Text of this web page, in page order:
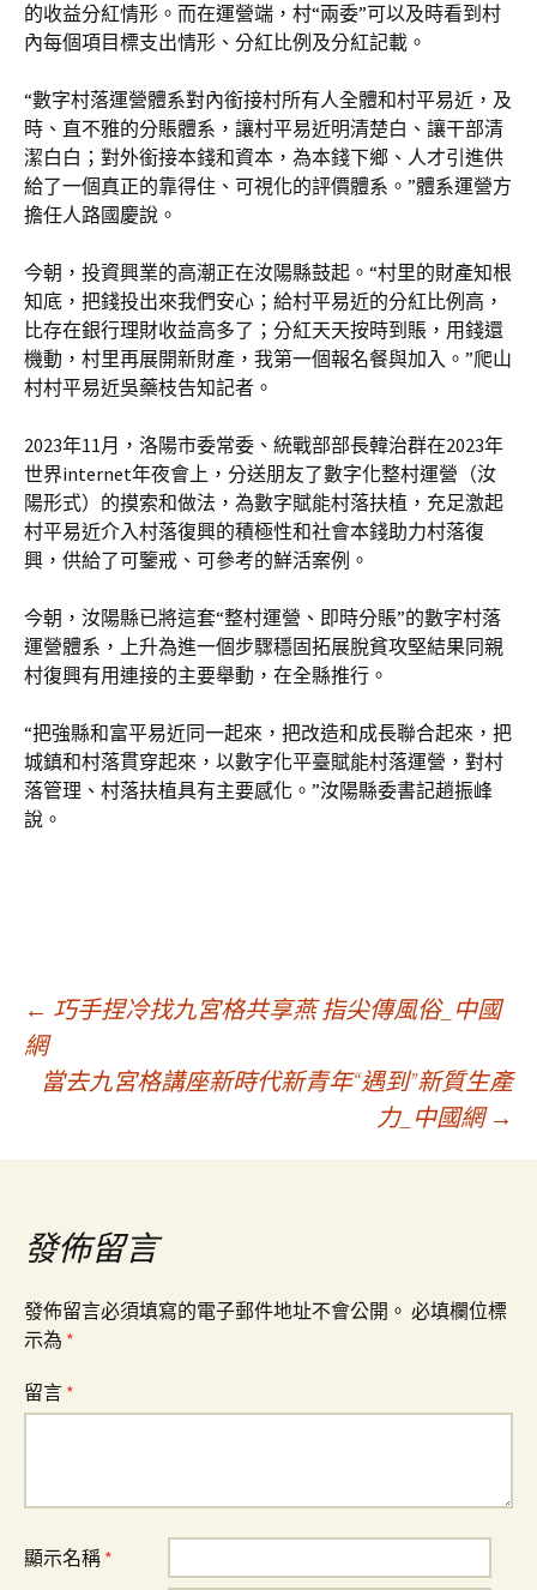
的收益分紅情形。而在運營端，村“兩委”可以及時看到村
內每個項目標支出情形、分紅比例及分紅記載。
“數字村落運營體系對內銜接村所有人全體和村平易近，及
時、直不雅的分賬體系，讓村平易近明清楚白、讓干部清
潔白白；對外銜接本錢和資本，為本錢下鄉、人才引進供
給了一個真正的靠得住、可視化的評價體系。”體系運營方
擔任人路國慶說。
今朝，投資興業的高潮正在汝陽縣鼓起。“村里的財產知根
知底，把錢投出來我們安心；給村平易近的分紅比例高，
比存在銀行理財收益高多了；分紅天天按時到賬，用錢還
機動，村里再展開新財產，我第一個報名餐與加入。”爬山
村村平易近吳藥枝告知記者。
2023年11月，洛陽市委常委、統戰部部長韓治群在2023年
世界internet年夜會上，分送朋友了數字化整村運營（汝
陽形式）的摸索和做法，為數字賦能村落扶植，充足激起
村平易近介入村落復興的積極性和社會本錢助力村落復
興，供給了可鑒戒、可參考的鮮活案例。
今朝，汝陽縣已將這套“整村運營、即時分賬”的數字村落
運營體系，上升為進一個步驟穩固拓展脫貧攻堅結果同親
村復興有用連接的主要舉動，在全縣推行。
“把強縣和富平易近同一起來，把改造和成長聯合起來，把
城鎮和村落貫穿起來，以數字化平臺賦能村落運營，對村
落管理、村落扶植具有主要感化。”汝陽縣委書記趙振峰
說。
文
章
導
覽
← 巧手捏冷找九宮格共享燕 指尖傳風俗_中國
網
當去九宮格講座新時代新青年“遇到”新質生產
力_中國網 →
發佈留言
發佈留言必須填寫的電子郵件地址不會公開。 必填欄位標
示為 *
留言 *
顯示名稱 *